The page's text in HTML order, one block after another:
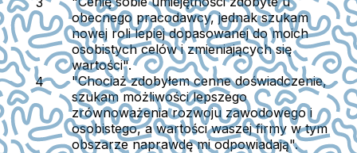
obecnego pracodawcy, jednak szukam
nowej roli lepiej dopasowanej do moich
osobistych celów i zmieniających się
wartości".
"Chociaż zdobyłem cenne doświadczenie,
szukam możliwości lepszego
zrównoważenia rozwoju zawodowego i
osobistego, a wartości waszej firmy w tym
obszarze naprawdę mi odpowiadają".